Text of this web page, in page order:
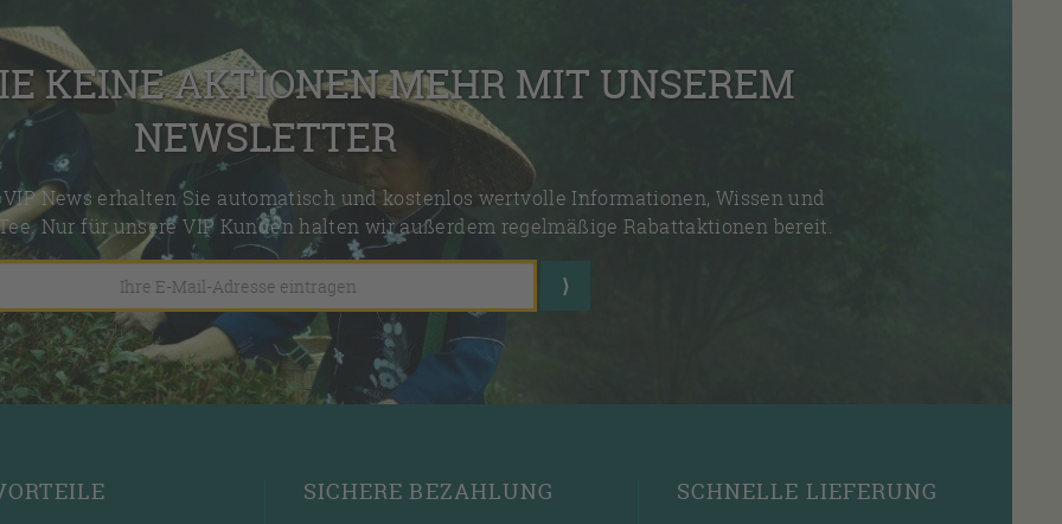
KEINE AKTIONEN MEHR MIT UNSEREM
NEWSLETTER
News erhalten Sie automatisch und kostenlos wertvolle Informationen, Wissen und
Nur für unsere VIP Kunden halten wir außerdem regelmäßige Rabattaktionen bereit.
SICHEREBEZAHLUNG SCHNELLE LIEFERUNG